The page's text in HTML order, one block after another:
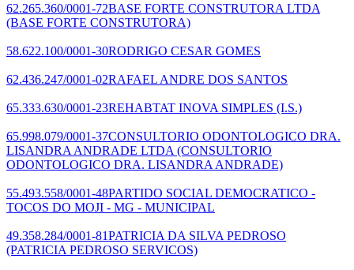
62.265.360/0001-72BASE FORTE CONSTRUTORA LTDA
(BASE FORTE CONSTRUTORA)
58.622.100/0001-30RODRIGO CESAR GOMES
62.436.247/0001-02RAFAEL ANDRE DOS SANTOS
65.333.630/0001-23REHABTAT INOVA SIMPLES (I.S.)
65.998.079/0001-37CONSULTORIO ODONTOLOGICO DRA.
LISANDRA ANDRADE LTDA (CONSULTORIO
ODONTOLOGICO DRA. LISANDRA ANDRADE)
55.493.558/0001-48PARTIDO SOCIAL DEMOCRATICO -
TOCOS DO MOJI - MG - MUNICIPAL
49.358.284/0001-81PATRICIA DA SILVA PEDROSO
(PATRICIA PEDROSO SERVICOS)